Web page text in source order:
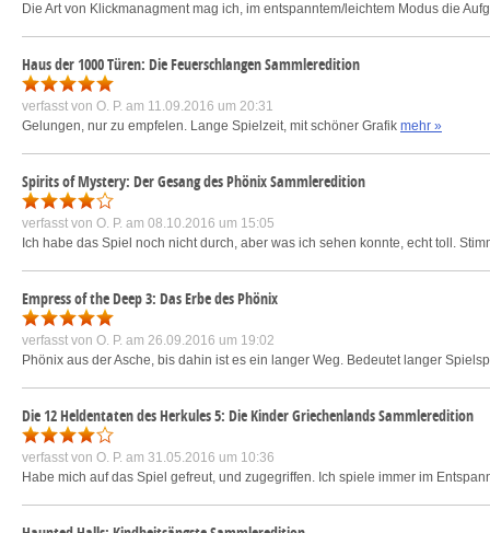
Die Art von Klickmanagment mag ich, im entspanntem/leichtem Modus die
Haus der 1000 Türen: Die Feuerschlangen Sammleredition
verfasst von O. P. am 11.09.2016 um 20:31
Gelungen, nur zu empfelen. Lange Spielzeit, mit schöner Grafik mehr »
Spirits of Mystery: Der Gesang des Phönix Sammleredition
verfasst von O. P. am 08.10.2016 um 15:05
Ich habe das Spiel noch nicht durch, aber was ich sehen konnte, echt toll.
Empress of the Deep 3: Das Erbe des Phönix
verfasst von O. P. am 26.09.2016 um 19:02
Phönix aus der Asche, bis dahin ist es ein langer Weg. Bedeutet langer
Die 12 Heldentaten des Herkules 5: Die Kinder Griechenlands Sammleredition
verfasst von O. P. am 31.05.2016 um 10:36
Habe mich auf das Spiel gefreut, und zugegriffen. Ich spiele immer im